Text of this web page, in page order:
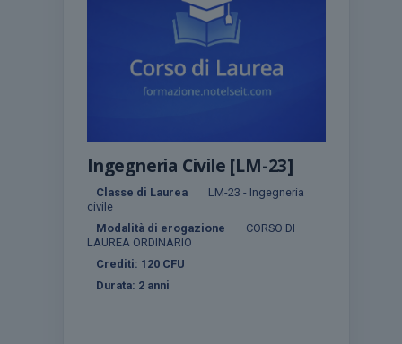
Ingegneria Civile [LM-23]
Classe di Laurea
LM-23 - Ingegneria
civile
Modalità di erogazione
CORSO DI
LAUREA ORDINARIO
Crediti: 120 CFU
Durata: 2 anni